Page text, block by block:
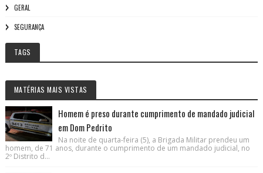
GERAL
SEGURANÇA
TAGS
MATÉRIAS MAIS VISTAS
Homem é preso durante cumprimento de mandado judicial
em Dom Pedrito
Na noite de quarta-feira (5), a Brigada Militar prendeu um
homem, de 71 anos, durante o cumprimento de um mandado judicial, no
2º Distrito d...